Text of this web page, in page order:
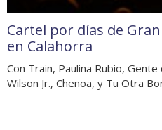
Cartel por días de
en Calahorra
Con Train, Paulina Rubio,
Wilson Jr., Chenoa, y Tu Otra